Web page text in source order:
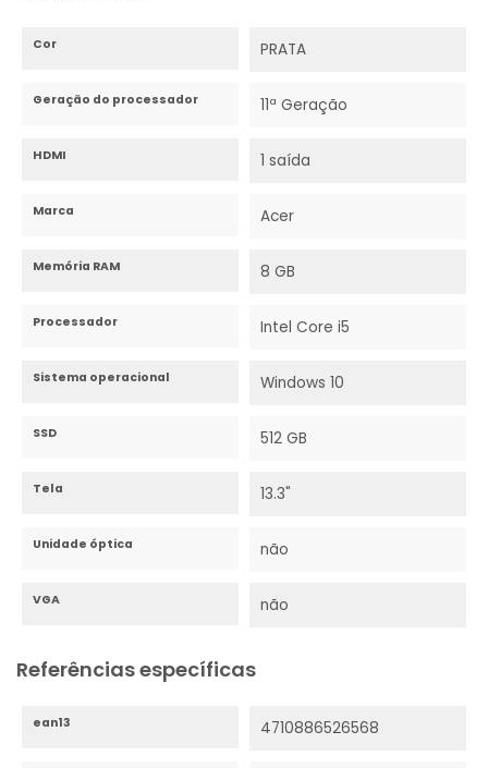
Cor PRATA
Geração do processador 11ª Geração
HDMI 1 saída
Marca Acer
Memória RAM 8 GB
Processador Intel Core i5
Sistema operacional Windows 10
SSD 512 GB
Tela 13.3"
Unidade óptica não
VGA não
Referências específicas
ean13 4710886526568